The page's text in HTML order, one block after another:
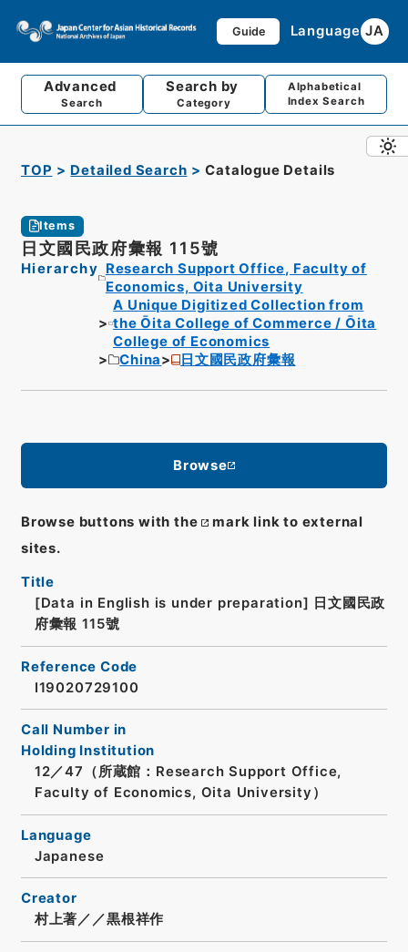
Guide Language JA
Advanced
Search
Search by
Category
Alphabetical
Index Search
TOP Detailed Search Catalogue Details
Items
日文國民政府彙報 115號
Hierarchy Research Support Office, Faculty of
Economics, Oita University
A Unique Digitized Collection from
the Ōita College of Commerce / Ōita
College of Economics
China
日文國民政府彙報
Browse
Browse buttons with the
mark link to external
sites.
Title
[Data in English is under preparation]
日文國民政
府彙報 115號
Reference Code
I19020729100
Call Number in
Holding Institution
12／47（所蔵館：Research Support Office,
Faculty of Economics, Oita University）
Language
Japanese
Creator
村上著／／黒根祥作